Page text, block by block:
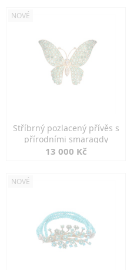
NOVÉ
Stříbrný pozlacený přívěs s
přírodními smaragdy
13 000 Kč
NOVÉ